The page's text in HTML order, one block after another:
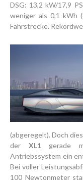
DSG: 13,2 kW/17,9
weniger als 0,1 kWh
Fahrstrecke.
(abgeregelt). Doch
der XL1gerade
Antriebssystem ein
Bei voller
100 Newtonmeter